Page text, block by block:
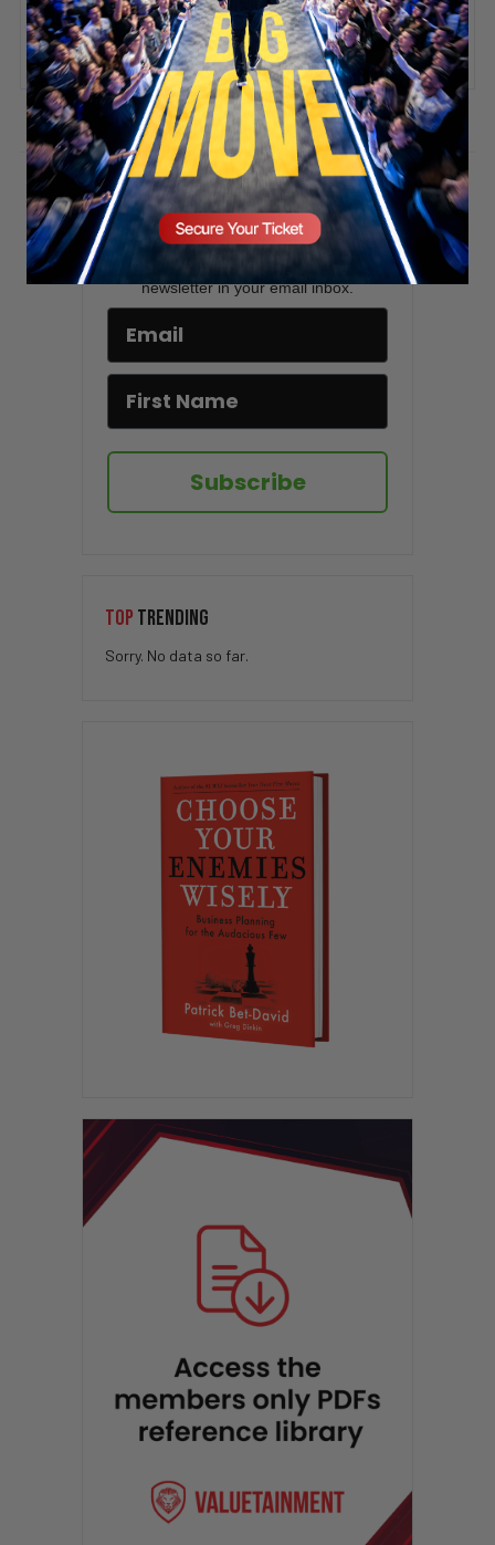
ADD COMMENT
You must belogged into post a comment.
Stay updated!
Sign up here to receive VT's daily
newsletter in your email inbox.
Subscribe
TOP TRENDING
Sorry. No data so far.
SECURE YOUR SEAT